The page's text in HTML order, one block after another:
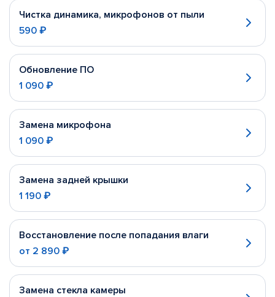
Чистка динамика, микрофонов от пыли
590 ₽
Обновление ПО
1 090 ₽
Замена микрофона
1 090 ₽
Замена задней крышки
1 190 ₽
Восстановление после попадания влаги
от 2 890 ₽
Замена стекла камеры